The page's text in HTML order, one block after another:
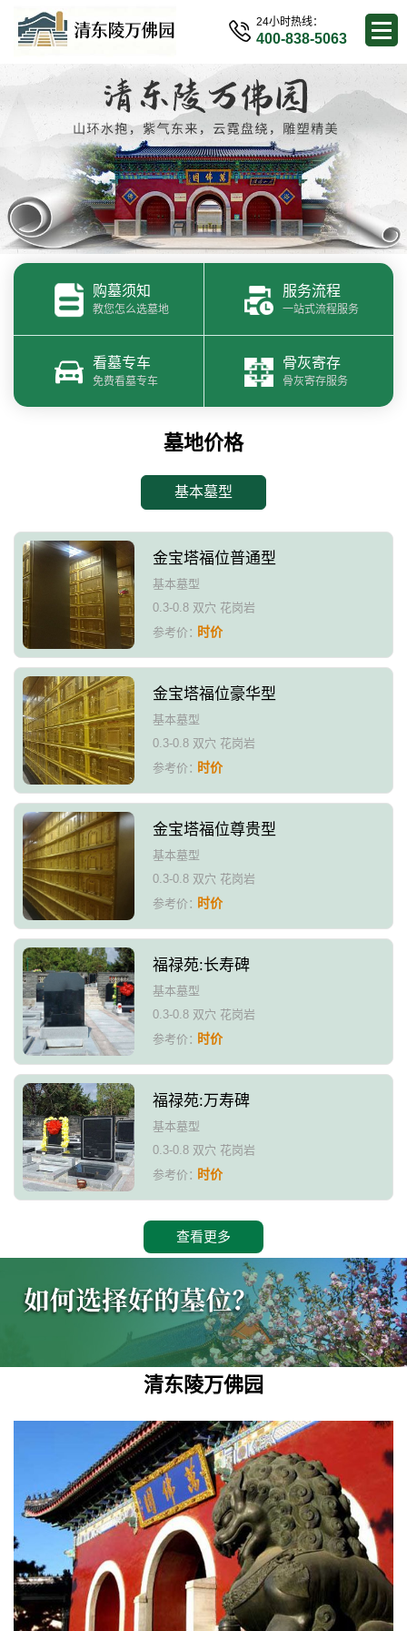
24小时热线：
400-838-5063
购墓须知
教您怎么选墓地
服务流程
一站式流程服务
看墓专车
免费看墓专车
骨灰寄存
骨灰寄存服务
墓地价格
基本墓型
金宝塔福位普通型
基本墓型
0.3-0.8 双穴 花岗岩
参考价：时价
金宝塔福位豪华型
基本墓型
0.3-0.8 双穴 花岗岩
参考价：时价
金宝塔福位尊贵型
基本墓型
0.3-0.8 双穴 花岗岩
参考价：时价
福禄苑:长寿碑
基本墓型
0.3-0.8 双穴 花岗岩
参考价：时价
福禄苑:万寿碑
基本墓型
0.3-0.8 双穴 花岗岩
参考价：时价
查看更多
清东陵万佛园